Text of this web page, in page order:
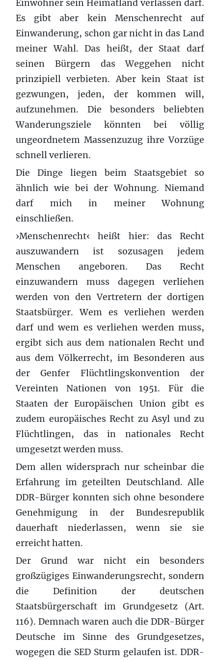
Einwohner sein Heimatland verlassen darf.
Es gibt aber kein Menschenrecht auf
Einwanderung, schon gar nicht in das Land
meiner Wahl. Das heißt, der Staat darf
seinen Bürgern das Weggehen nicht
prinzipiell verbieten. Aber kein Staat ist
gezwungen, jeden, der kommen will,
aufzunehmen. Die besonders beliebten
Wanderungsziele könnten bei völlig
ungeordnetem Massenzuzug ihre Vorzüge
schnell verlieren.
Die Dinge liegen beim Staatsgebiet so
ähnlich wie bei der Wohnung. Niemand
darf mich in meiner Wohnung
einschließen.
›Menschenrecht‹ heißt hier: das Recht
auszuwandern ist sozusagen jedem
Menschen angeboren. Das Recht
einzuwandern muss dagegen verliehen
werden von den Vertretern der dortigen
Staatsbürger. Wem es verliehen werden
darf und wem es verliehen werden muss,
ergibt sich aus dem nationalen Recht und
aus dem Völkerrecht, im Besonderen aus
der Genfer Flüchtlingskonvention der
Vereinten Nationen von 1951. Für die
Staaten der Europäischen Union gibt es
zudem europäisches Recht zu Asyl und zu
Flüchtlingen, das in nationales Recht
umgesetzt werden muss.
Dem allen widersprach nur scheinbar die
Erfahrung im geteilten Deutschland. Alle
DDR-Bürger konnten sich ohne besondere
Genehmigung in der Bundesrepublik
dauerhaft niederlassen, wenn sie sie
erreicht hatten.
Der Grund war nicht ein besonders
großzügiges Einwanderungsrecht, sondern
die Definition der deutschen
Staatsbürgerschaft im Grundgesetz (Art.
116). Demnach waren auch die DDR-Bürger
Deutsche im Sinne des Grundgesetzes,
wogegen die SED Sturm gelaufen ist. DDR-